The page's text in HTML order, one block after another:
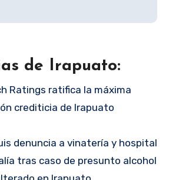
de Irapuato:
Ratings ratifica la máxima
crediticia de Irapuato
denuncia a vinatería y hospital
tras caso de presunto alcohol